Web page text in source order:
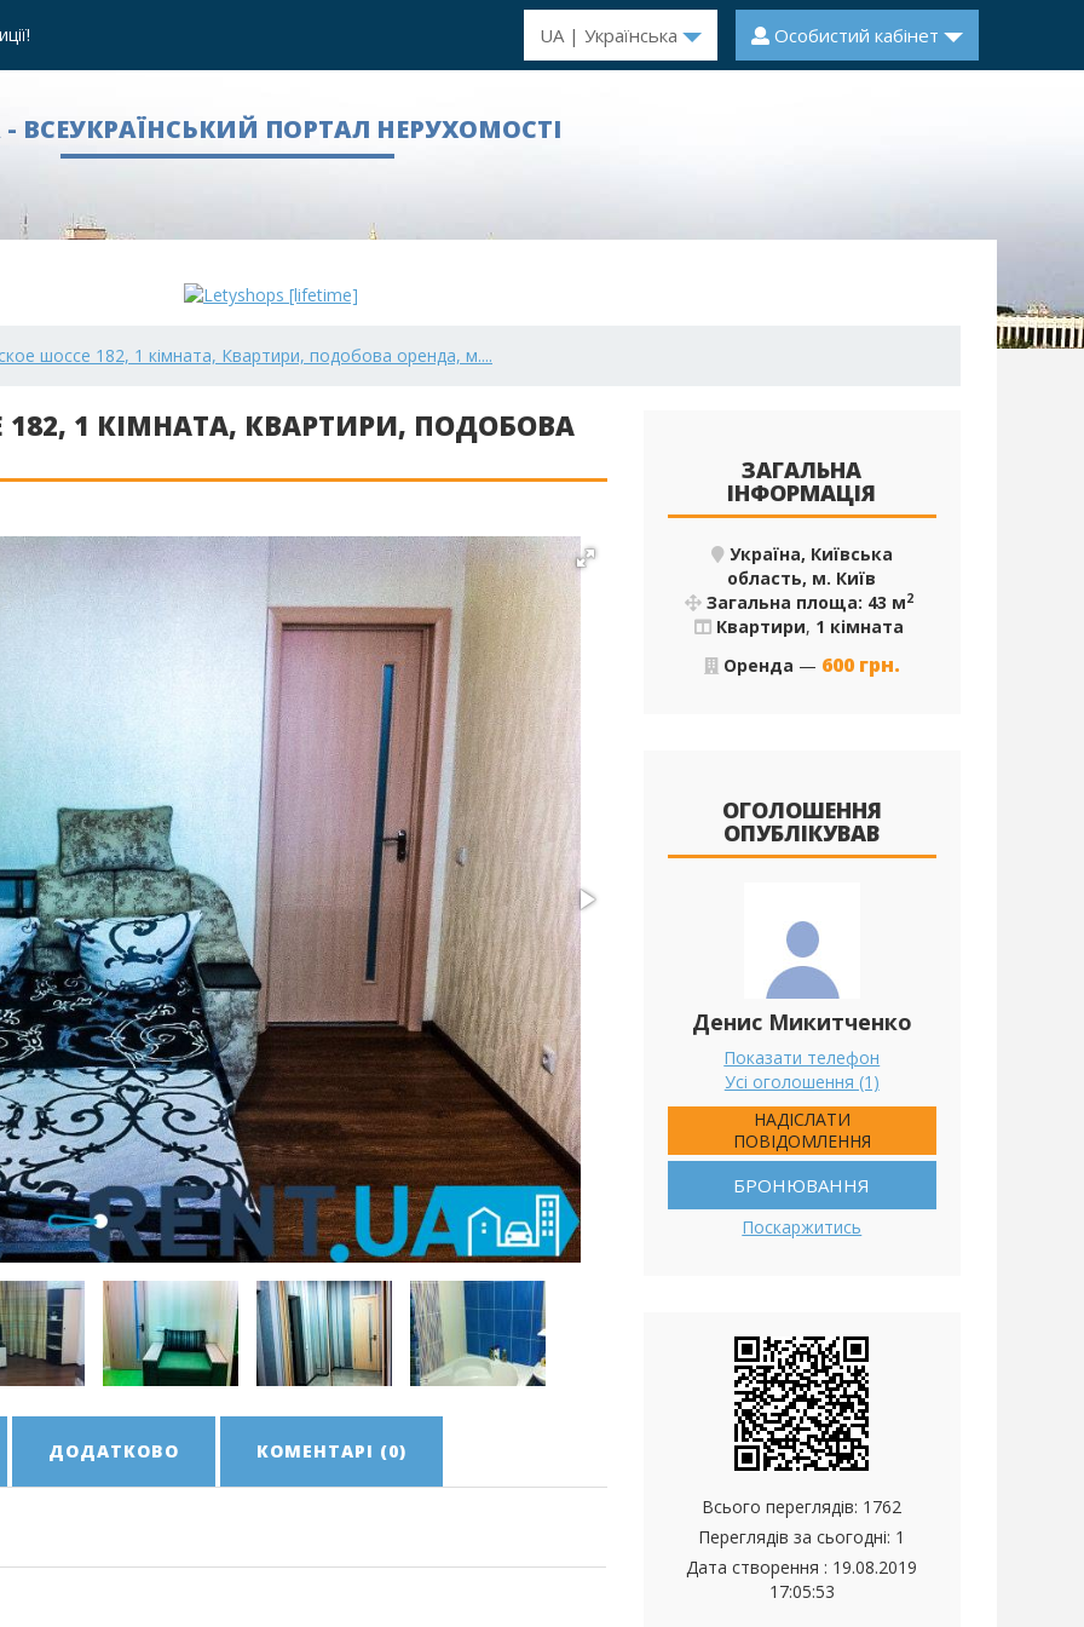
UA | Українська Особистий кабінет
- ВСЕУКРАЇНСЬКИЙ ПОРТАЛ НЕРУХОМОСТІ
шоссе 182, 1 кімната, Квартири, подобова оренда, м....
1 КІМНАТА, КВАРТИРИ, ПОДОБОВА
ДОДАТКОВО КОМЕНТАРІ (0)
ЗАГАЛЬНА
ІНФОРМАЦІЯ
Україна, Київська
область, м. Київ
Загальна площа: 43 м2
Квартири, 1 кімната
Оренда — 600 грн.
ОГОЛОШЕННЯ
ОПУБЛІКУВАВ
Денис Микитченко
Показати телефон
Усі оголошення (1)
НАДІСЛАТИ
ПОВІДОМЛЕННЯ
БРОНЮВАННЯ
Поскаржитись
Всього переглядів: 1762
Переглядів за сьогодні: 1
Дата створення : 19.08.2019
17:05:53